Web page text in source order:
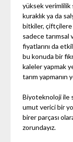
yüksek verimlilik
kuraklık ya da
bitkiler, çiftçilere
sadece tarımsal
fiyatlarını da
bu konuda bir
kaleler yapmak
tarım yapmanın
Biyoteknoloji ile
umut verici bir
birer parçası
zorundayız.